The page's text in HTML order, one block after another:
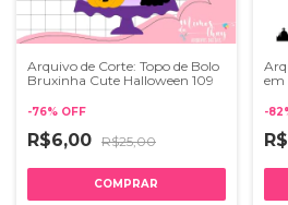
Arquivo de Corte: Topo de Bolo
Bruxinha Cute Halloween 109
-76% OFF
R$6,00 R$25,00
em
-82